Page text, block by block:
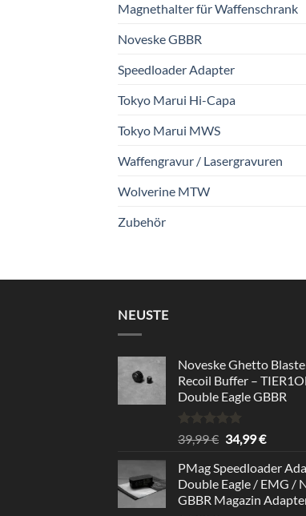
Magnethalter für Waffenschrank
Noveske GBBR
Speedloader Adapter
Tokyo Marui Hi-Capa
Tokyo Marui MWS
Waffengravur / Lasergravuren
Wolverine MTW
Zubehör
NEUSTE
Noveske Ghetto
Recoil Buffer –
Double Eagle GBBR
Rated5.00
out of 5
39,99€ Original
was:
39,99 €.
34,99€Current
is:
34,99
PMag Speedloader
Double Eagle / EMG /
GBBR Magazin